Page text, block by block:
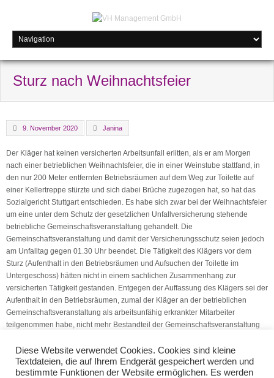
Sturz nach Weihnachtsfeier
9. November 2020 Janina
Der Kläger hat keinen versicherten Arbeitsunfall erlitten, als er am Morgen
nach einer betrieblichen Weihnachtsfeier, die in einer Weinstube stattfand, in
den nur 200 Meter entfernten Betriebsräumen auf dem Weg zur Toilette auf
einer Kellertreppe stürzte und sich dabei Brüche zugezogen hat, so hat das
Sozialgericht Stuttgart entschieden. Es habe sich zwar bei der Weihnachtsfeier
um eine unter dem Schutz der gesetzlichen Unfallversicherung stehende
betriebliche Gemeinschaftsveranstaltung gehandelt. Die
Gemeinschaftsveranstaltung und damit der Versicherungsschutz seien jedoch
am Unfalltag gegen 01.30 Uhr beendet. Die Tätigkeit des Klägers vor dem
Sturz (Aufenthalt in den Betriebsräumen und Aufsuchen der Toilette im
Untergeschoss) hätten nicht in einem sachlichen Zusammenhang zur
versicherten Tätigkeit gestanden. Entgegen der Auffassung des Klägers sei der
Aufenthalt in den Betriebsräumen, zumal der Kläger an der betrieblichen
Gemeinschaftsveranstaltung als arbeitsunfähig erkrankter Mitarbeiter
teilgenommen habe, nicht mehr Bestandteil der Gemeinschaftsveranstaltung
(Quelle: V.S.H. Dienstleistungs GmbH)
Diese Website verwendet Cookies. Cookies sind kleine
Textdateien, die auf Ihrem Endgerät gespeichert werden und
bestimmte Funktionen der Website ermöglichen. Es werden